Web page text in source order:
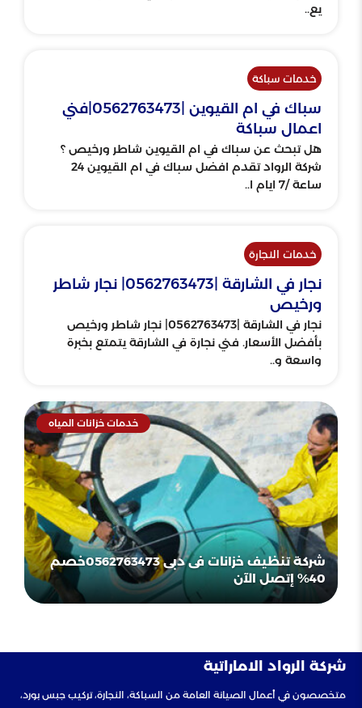
يع..
خدمات سباكة
سباك في ام القيوين |0562763473|فني
اعمال سباكة
هل تبحث عن سباك في ام القيوين شاطر ورخيص ؟
شركة الرواد تقدم افضل سباك في ام القيوين 24
ساعة /7 ايام ا..
خدمات النجارة
نجار في الشارقة |0562763473| نجار شاطر
ورخيص
نجار في الشارقة |0562763473| نجار شاطر ورخيص
بأفضل الأسعار. فني نجارة في الشارقة يتمتع بخبرة
واسعة و..
خدمات خزانات المياه
شركة تنظيف خزانات فى دبى 0562763473خصم
40% إتصل الآن
شركة الرواد الاماراتية
متخصصون في أعمال الصيانة العامة من السباكة، النجارة، تركيب جبس بورد،